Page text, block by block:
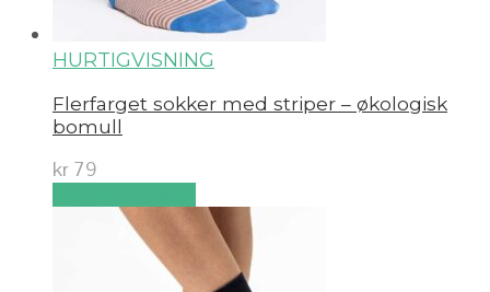
HURTIGVISNING
Flerfarget sokker med striper – økologisk
bomull
kr 79